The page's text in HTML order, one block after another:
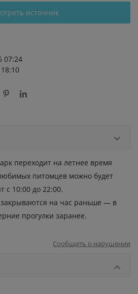
источник
07:24
переходит на летнее время
питомцев можно будет
с 10:00 до 22:00.
на час раньше — в
прогулки заранее.
Сообщить о нарушении